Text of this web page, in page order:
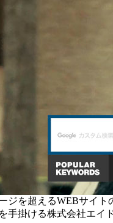
ジを超えるWEBサイ
手掛ける株式会社エイ